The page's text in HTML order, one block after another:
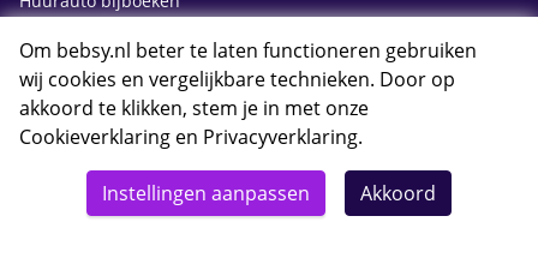
Contact
Om bebsy.nl beter te laten functioneren gebruiken
wij cookies en vergelijkbare technieken. Door op
akkoord te klikken, stem je in met onze
Cookieverklaring en Privacyverklaring.
Instellingen aanpassen Akkoord